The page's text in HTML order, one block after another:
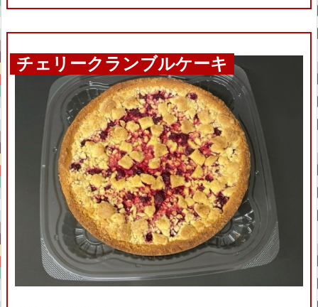
チェリークランブルケーキ